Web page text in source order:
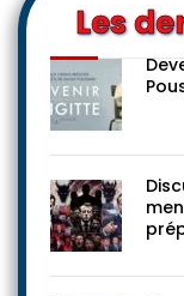
Les